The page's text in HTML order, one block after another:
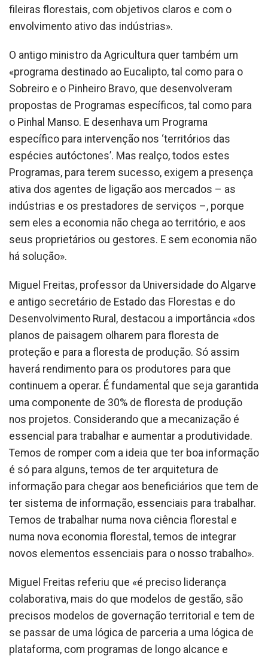
fileiras florestais, com objetivos claros e com o
envolvimento ativo das indústrias».
O antigo ministro da Agricultura quer também um
«programa destinado ao Eucalipto, tal como para o
Sobreiro e o Pinheiro Bravo, que desenvolveram
propostas de Programas específicos, tal como para
o Pinhal Manso. E desenhava um Programa
específico para intervenção nos ‘territórios das
espécies autóctones’. Mas realço, todos estes
Programas, para terem sucesso, exigem a presença
ativa dos agentes de ligação aos mercados – as
indústrias e os prestadores de serviços –, porque
sem eles a economia não chega ao território, e aos
seus proprietários ou gestores. E sem economia não
há solução».
Miguel Freitas, professor da Universidade do Algarve
e antigo secretário de Estado das Florestas e do
Desenvolvimento Rural, destacou a importância «dos
planos de paisagem olharem para floresta de
proteção e para a floresta de produção. Só assim
haverá rendimento para os produtores para que
continuem a operar. É fundamental que seja garantida
uma componente de 30% de floresta de produção
nos projetos. Considerando que a mecanização é
essencial para trabalhar e aumentar a produtividade.
Temos de romper com a ideia que ter boa informação
é só para alguns, temos de ter arquitetura de
informação para chegar aos beneficiários que tem de
ter sistema de informação, essenciais para trabalhar.
Temos de trabalhar numa nova ciência florestal e
numa nova economia florestal, temos de integrar
novos elementos essenciais para o nosso trabalho».
Miguel Freitas referiu que «é preciso liderança
colaborativa, mais do que modelos de gestão, são
precisos modelos de governação territorial e tem de
se passar de uma lógica de parceria a uma lógica de
plataforma, com programas de longo alcance e